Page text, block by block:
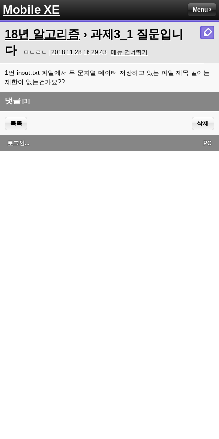
Mobile XE Menu
18년 알고리즘 › 과제3_1 질문입니
다
ㅁㄴㄹㄴ | 2018.11.28 16:29:43 | 메뉴 건너뛰기
1번 input.txt 파일에서 두 문자열 데이터 저장하고 있는 파일 제목 길이는
제한이 없는건가요??
댓글 [3]
목록 삭제
로그인... PC